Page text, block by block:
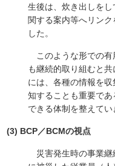
生後は、炊き出しを
関する案内等へリン
した。
このような形での有
も継続的取り組むと
には、各種の情報を
知することも重要で
できる体制を整えてい
(3) BCP／BCMの視点
災害発生時の事業継